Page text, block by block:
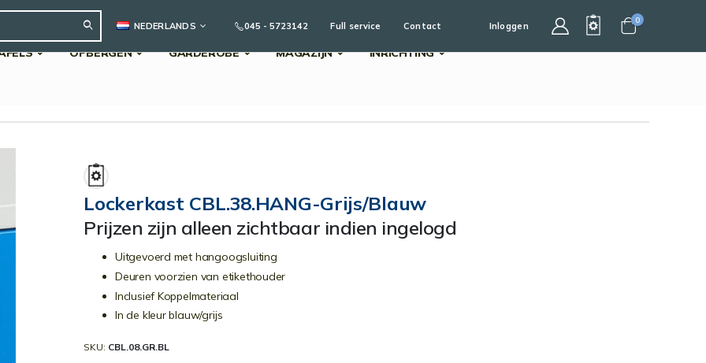
Search
TAALNEDERLANDS 045 - 5723142 Full service Contact Inloggen
Cart
0
OPBERGEN GARDEROBE MAGAZIJN INRICHTING
Lockerkast CBL.38.HANG-Grijs/Blauw
Prijzen zijn alleen zichtbaar indien ingelogd
Uitgevoerd met hangoogsluiting
Deuren voorzien van etikethouder
Inclusief Koppelmateriaal
In de kleur blauw/grijs
SKU CBL.08.GR.BL